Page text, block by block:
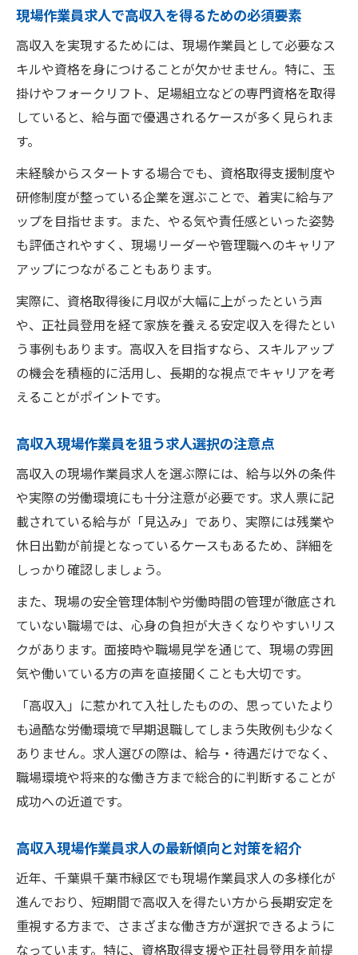
現場作業員求人の福利厚生チェックポイン
ト集
高収入現場作業員が選ぶ福利厚生充実の求
人
福利厚生が魅力の高収入現場作業員求人と
現場作業員求人で確認したい待遇と福利厚
生
キャリアアップも叶える高収入求人の選び方
高収入現場作業員求人でキャリアアップを
目指す秘訣
現場作業員として高収入と成長を両立する
選び方
キャリアアップにつながる高収入現場作業
員求人
高収入現場作業員求人で資格取得支援を活
高収入現場作業員求人がキャリア形成に役
立つ理由
現場作業員求人で高収入を得るための必須要素
高収入を実現するためには、現場作業員として必要なス
キルや資格を身につけることが欠かせません。特に、玉
掛けやフォークリフト、足場組立などの専門資格を取得
していると、給与面で優遇されるケースが多く見られま
す。
未経験からスタートする場合でも、資格取得支援制度や
研修制度が整っている企業を選ぶことで、着実に給与ア
ップを目指せます。また、やる気や責任感といった姿勢
も評価されやすく、現場リーダーや管理職へのキャリア
アップにつながることもあります。
実際に、資格取得後に月収が大幅に上がったという声
や、正社員登用を経て家族を養える安定収入を得たとい
う事例もあります。高収入を目指すなら、スキルアップ
の機会を積極的に活用し、長期的な視点でキャリアを考
えることがポイントです。
高収入現場作業員を狙う求人選択の注意点
高収入の現場作業員求人を選ぶ際には、給与以外の条件
や実際の労働環境にも十分注意が必要です。求人票に記
載されている給与が「見込み」であり、実際には残業や
休日出勤が前提となっているケースもあるため、詳細を
しっかり確認しましょう。
また、現場の安全管理体制や労働時間の管理が徹底され
ていない職場では、心身の負担が大きくなりやすいリス
クがあります。面接時や職場見学を通じて、現場の雰囲
気や働いている方の声を直接聞くことも大切です。
「高収入」に惹かれて入社したものの、思っていたより
も過酷な労働環境で早期退職してしまう失敗例も少なく
ありません。求人選びの際は、給与・待遇だけでなく、
職場環境や将来的な働き方まで総合的に判断することが
成功への近道です。
高収入現場作業員求人の最新傾向と対策を紹介
近年、千葉県千葉市緑区でも現場作業員求人の多様化が
進んでおり、短期間で高収入を得たい方から長期安定を
重視する方まで、さまざまな働き方が選択できるように
なっています。特に、資格取得支援や正社員登用を前提